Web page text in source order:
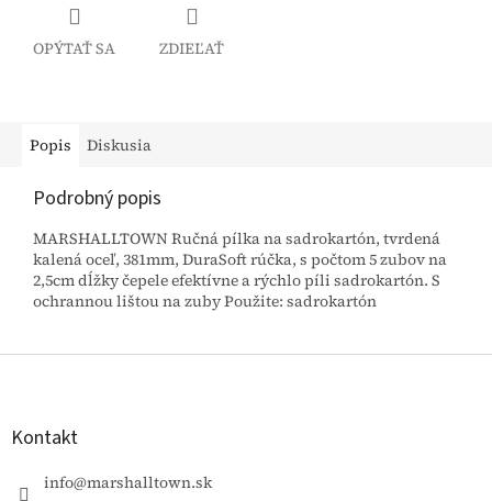
OPÝTAŤ SA ZDIEĽAŤ
Popis Diskusia
Podrobný popis
MARSHALLTOWN Ručná pílka na sadrokartón, tvrdená
kalená oceľ, 381mm, DuraSoft rúčka, s počtom 5 zubov na
2,5cm dĺžky čepele efektívne a rýchlo píli sadrokartón. S
ochrannou lištou na zuby Použite: sadrokartón
Z
Kontakt
info@marshalltown.sk